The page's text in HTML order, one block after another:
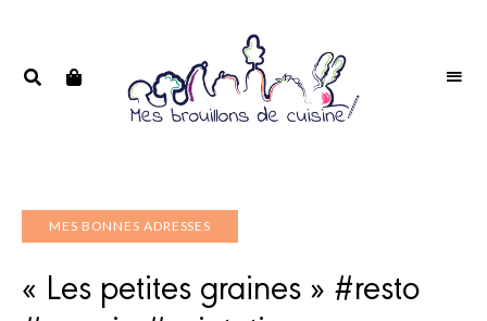
MES BONNES ADRESSES
« Les petites graines » #resto